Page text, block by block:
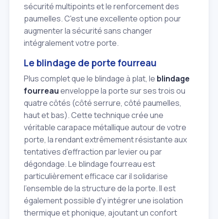
sécurité multipoints et le renforcement des
paumelles. C'est une excellente option pour
augmenter la sécurité sans changer
intégralement votre porte.
Le blindage de porte fourreau
Plus complet que le blindage à plat, le blindage
fourreauenveloppe la porte sur ses trois ou
quatre côtés (côté serrure, côté paumelles,
haut et bas). Cette technique crée une
véritable carapace métallique autour de votre
porte, la rendant extrêmement résistante aux
tentatives d'effraction par levier ou par
dégondage. Le blindage fourreau est
particulièrement efficace car il solidarise
l'ensemble de la structure de la porte. Il est
également possible d'y intégrer une isolation
thermique et phonique, ajoutant un confort